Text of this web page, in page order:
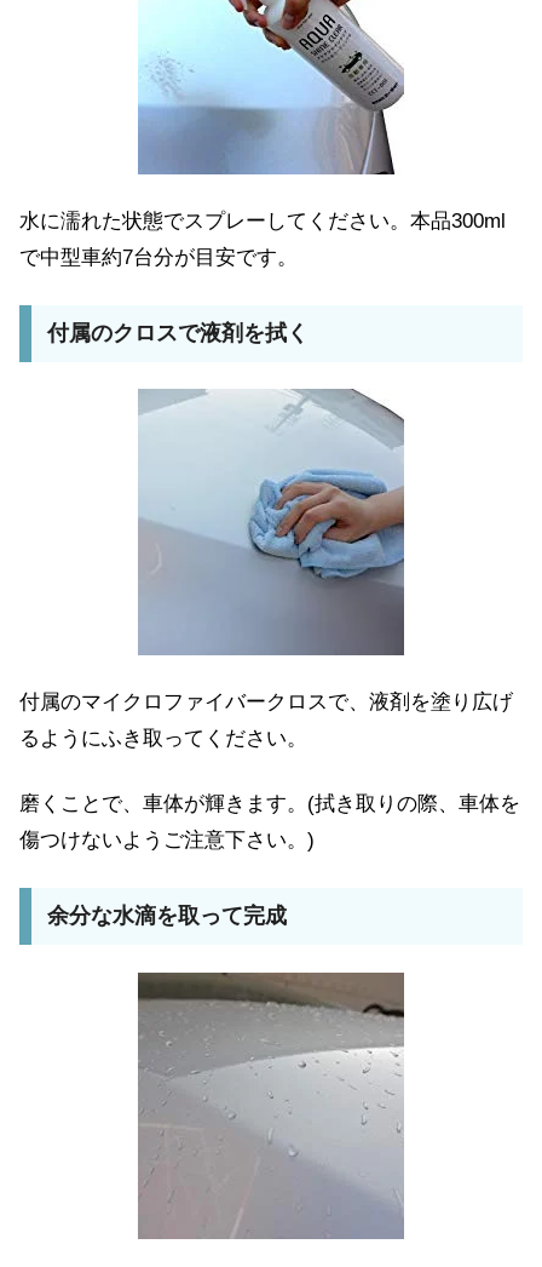
水に濡れた状態でスプレーしてください。本品300ml
で中型車約7台分が目安です。
付属のクロスで液剤を拭く
付属のマイクロファイバークロスで、液剤を塗り広げ
るようにふき取ってください。
磨くことで、車体が輝きます。(拭き取りの際、車体を
傷つけないようご注意下さい。)
余分な水滴を取って完成